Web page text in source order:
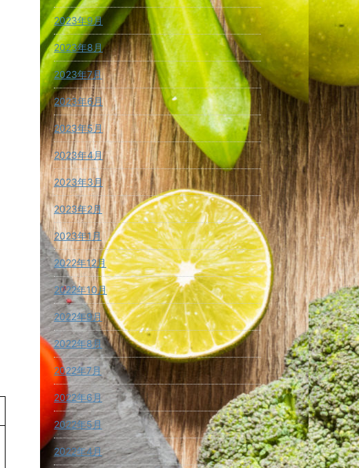
2023年9月
2023年8月
2023年7月
2023年6月
2023年5月
2023年4月
2023年3月
2023年2月
2023年1月
2022年12月
2022年10月
2022年9月
2022年8月
2022年7月
2022年6月
2022年5月
2022年4月